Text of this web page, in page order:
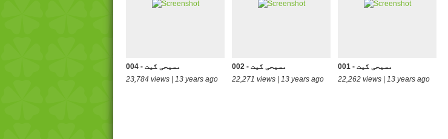
004 - مسیحی گیت
23,784 views | 13 years ago
002 - مسیحی گیت
22,271 views | 13 years ago
001 - مسیحی گیت
22,262 views | 13 years ago